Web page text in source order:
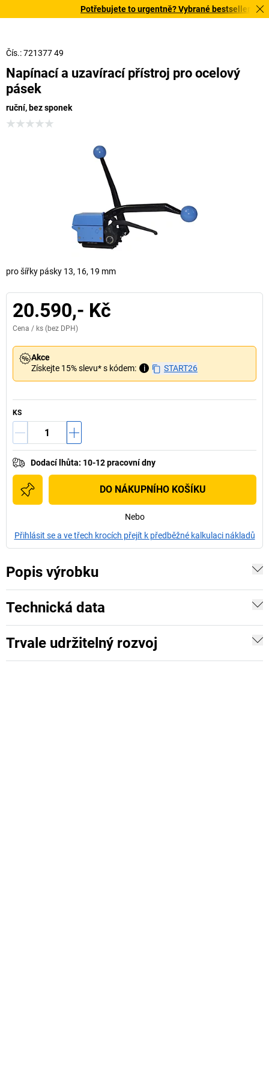
Potřebujete to urgentně? Vybrané bestsellery
Čís.: 721377 49
Napínací a uzavírací přístroj pro ocelový
pásek
ruční, bez sponek
pro šířky pásky 13, 16, 19 mm
20.590,- Kč
Cena / ks (bez DPH)
Akce
Získejte 15% slevu* s kódem:
i START26
KS
Dodací lhůta: 10-12 pracovní dny
DO NÁKUPNÍHO KOŠÍKU
Nebo
Přihlásit se a ve třech krocích přejít k předběžné kalkulaci nákladů
Popis výrobku
Technická data
Trvale udržitelný rozvoj